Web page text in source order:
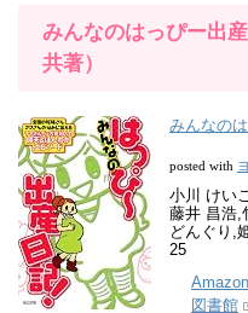
みんなのはっぴー出
共著）
みんなの
posted with
小川 けい
藤井 昌浩,
どんぐり,
25
Amazon
図書館